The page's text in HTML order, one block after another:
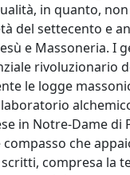
in quanto,
del settecento e
e Massoneria. I
rivoluzionario
le logge
in Notre-Dame
che
compresa la